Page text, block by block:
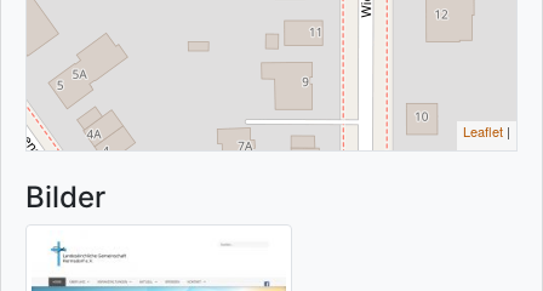
Leaflet |
Bilder